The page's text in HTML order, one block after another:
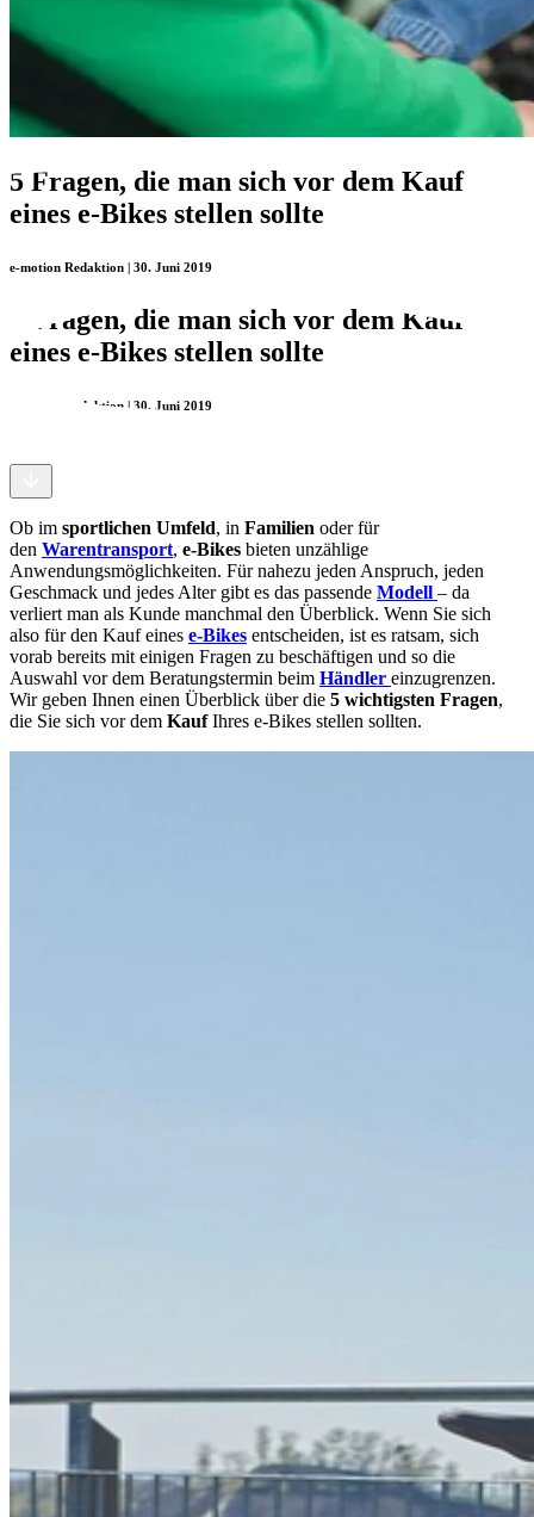
5 Fragen, die man sich vor dem Kauf
eines e-Bikes stellen sollte
e-motion Redaktion | 30. Juni 2019
5 Fragen, die man sich vor dem Kauf
eines e-Bikes stellen sollte
e-motion Redaktion | 30. Juni 2019
Ob im sportlichen Umfeld, in Familien oder für
den Warentransport, e-Bikes bieten unzählige
Anwendungsmöglichkeiten. Für nahezu jeden Anspruch, jeden
Geschmack und jedes Alter gibt es das passende Modell – da
verliert man als Kunde manchmal den Überblick. Wenn Sie sich
also für den Kauf eines e-Bikes entscheiden, ist es ratsam, sich
vorab bereits mit einigen Fragen zu beschäftigen und so die
Auswahl vor dem Beratungstermin beim Händler einzugrenzen.
Wir geben Ihnen einen Überblick über die 5 wichtigsten Fragen,
die Sie sich vor dem KaufIhres e-Bikes stellen sollten.